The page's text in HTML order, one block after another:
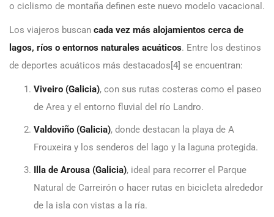
o ciclismo de montaña definen este nuevo modelo vacacional.
Los viajeros buscan cada vez más alojamientos cerca de
lagos, ríos o entornos naturales acuáticos. Entre los destinos
de deportes acuáticos más destacados[4] se encuentran:
Viveiro (Galicia), con sus rutas costeras como el paseo
de Area y el entorno fluvial del río Landro.
Valdoviño (Galicia), donde destacan la playa de A
Frouxeira y los senderos del lago y la laguna protegida.
Illa de Arousa (Galicia), ideal para recorrer el Parque
Natural de Carreirón o hacer rutas en bicicleta alrededor
de la isla con vistas a la ría.